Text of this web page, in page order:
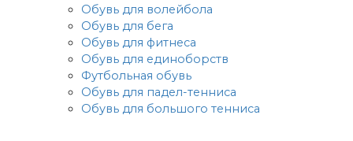
Обувь для волейбола
Обувь для бега
Обувь для фитнеса
Обувь для единоборств
Футбольная обувь
Обувь для падел-тенниса
Обувь для большого тенниса